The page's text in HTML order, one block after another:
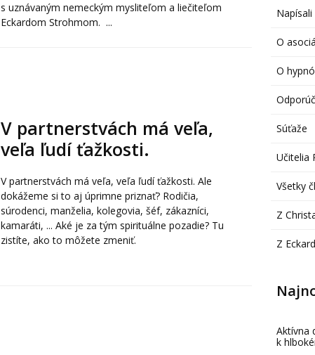
s uznávaným nemeckým mysliteľom a liečiteľom
Eckardom Strohmom. ...
V partnerstvách má veľa,
veľa ľudí ťažkosti.
V partnerstvách má veľa, veľa ľudí ťažkosti. Ale
dokážeme si to aj úprimne priznať? Rodičia,
súrodenci, manželia, kolegovia, šéf, zákazníci,
kamaráti, ... Aké je za tým spirituálne pozadie? Tu
zistíte, ako to môžete zmeniť.
O
O
Súťaže
Učitelia
Všetky
Z
Z
Aktívna
k